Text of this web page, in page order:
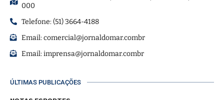
000
Telefone: (51) 3664-4188
Email:comercial@jornaldomar.combr
Email:imprensa@jornaldomar.combr
ÚLTIMAS PUBLICAÇÕES